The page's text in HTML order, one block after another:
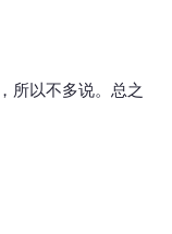
所以不多说。总之